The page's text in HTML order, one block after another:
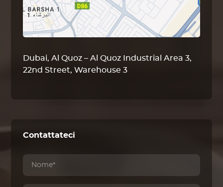
Dubai, Al Quoz – Al Quoz Industrial Area 3,
22nd Street, Warehouse 3
Contattateci